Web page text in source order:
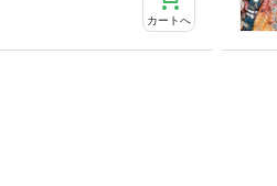
カートへ